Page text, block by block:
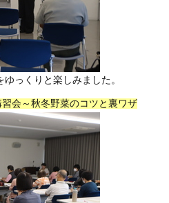
っくりと楽しみました。
会～秋冬野菜のコツと裏ワザ